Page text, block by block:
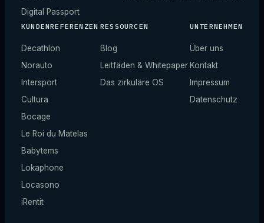
Digital Passport
KUNDENREFERENZEN
Decathlon
Norauto
Intersport
Cultura
Bocage
Le Roi du Matelas
Babytems
Lokaphone
Locasono
iRentit
RESSOURCEN
Blog
Leitfäden & Whitepaper
Das zirkuläre OS
UNTERNEHMEN
Über uns
Kontakt
Impressum
Datenschutz